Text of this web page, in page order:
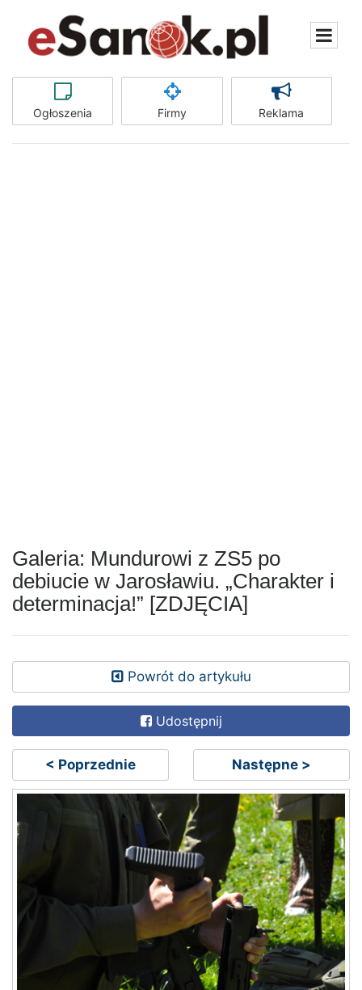
Ogłoszenia Firmy Reklama
Galeria: Mundurowi z ZS5 po
debiucie w Jarosławiu. „Charakter i
determinacja!” [ZDJĘCIA]
Powrót do artykułu
Udostępnij
< Poprzednie Następne >